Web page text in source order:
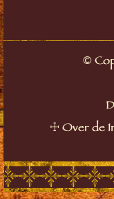
©
☩ Over de